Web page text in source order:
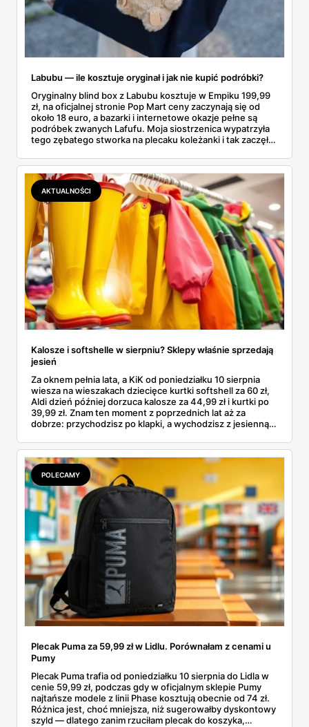
Labubu — ile kosztuje oryginał i jak nie kupić podróbki?
Oryginalny blind box z Labubu kosztuje w Empiku 199,99
zł, na oficjalnej stronie Pop Mart ceny zaczynają się od
około 18 euro, a bazarki i internetowe okazje pełne są
podróbek zwanych Lafufu. Moja siostrzenica wypatrzyła
tego zębatego stworka na plecaku koleżanki i tak zaczęło
kosztuje i po czym poznać, że sprzedawca nie wciska nam
podróbki. Spisałam wszystko, czego się dowiedziałam —
łącznie z jedną wpadką, o której za chwilę.
AKTUALNOŚCI
Kalosze i softshelle w sierpniu? Sklepy właśnie sprzedają
jesień
Za oknem pełnia lata, a KiK od poniedziałku 10 sierpnia
wiesza na wieszakach dziecięce kurtki softshell za 60 zł,
Aldi dzień później dorzuca kalosze za 44,99 zł i kurtki po
39,99 zł. Znam ten moment z poprzednich lat aż za
dobrze: przychodzisz po klapki, a wychodzisz z jesienną
pojawi się w gazetkach w przyszłym tygodniu i czy jest
sens kupować jesień, zanim skończą się wakacje.
POLECAMY
Plecak Puma za 59,99 zł w Lidlu. Porównałam z cenami u
Pumy
Plecak Puma trafia od poniedziałku 10 sierpnia do Lidla w
cenie 59,99 zł, podczas gdy w oficjalnym sklepie Pumy
najtańsze modele z linii Phase kosztują obecnie od 74 zł.
Różnica jest, choć mniejsza, niż sugerowałby dyskontowy
szyld — dlatego zanim rzuciłam plecak do koszyka,